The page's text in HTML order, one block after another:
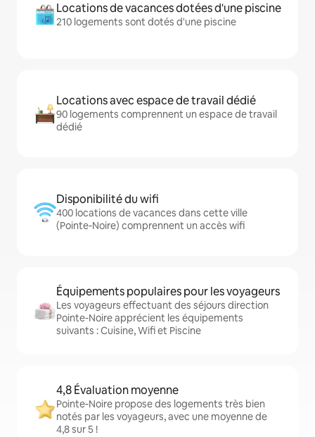
Locations de vacances dotées d'une piscine
210 logements sont dotés d'une piscine
Locations avec espace de travail dédié
90 logements comprennent un espace de travail
dédié
Disponibilité du wifi
400 locations de vacances dans cette ville
(Pointe-Noire) comprennent un accès wifi
Équipements populaires pour les voyageurs
Les voyageurs effectuant des séjours direction
Pointe-Noire apprécient les équipements
suivants : Cuisine, Wifi et Piscine
4,8 Évaluation moyenne
Pointe-Noire propose des logements très bien
notés par les voyageurs, avec une moyenne de
4,8 sur 5 !